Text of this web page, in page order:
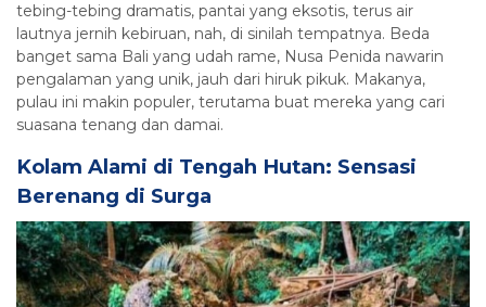
tebing-tebing dramatis, pantai yang eksotis, terus air
lautnya jernih kebiruan, nah, di sinilah tempatnya. Beda
banget sama Bali yang udah rame, Nusa Penida nawarin
pengalaman yang unik, jauh dari hiruk pikuk. Makanya,
pulau ini makin populer, terutama buat mereka yang cari
suasana tenang dan damai.
Kolam Alami di Tengah Hutan: Sensasi
Berenang di Surga